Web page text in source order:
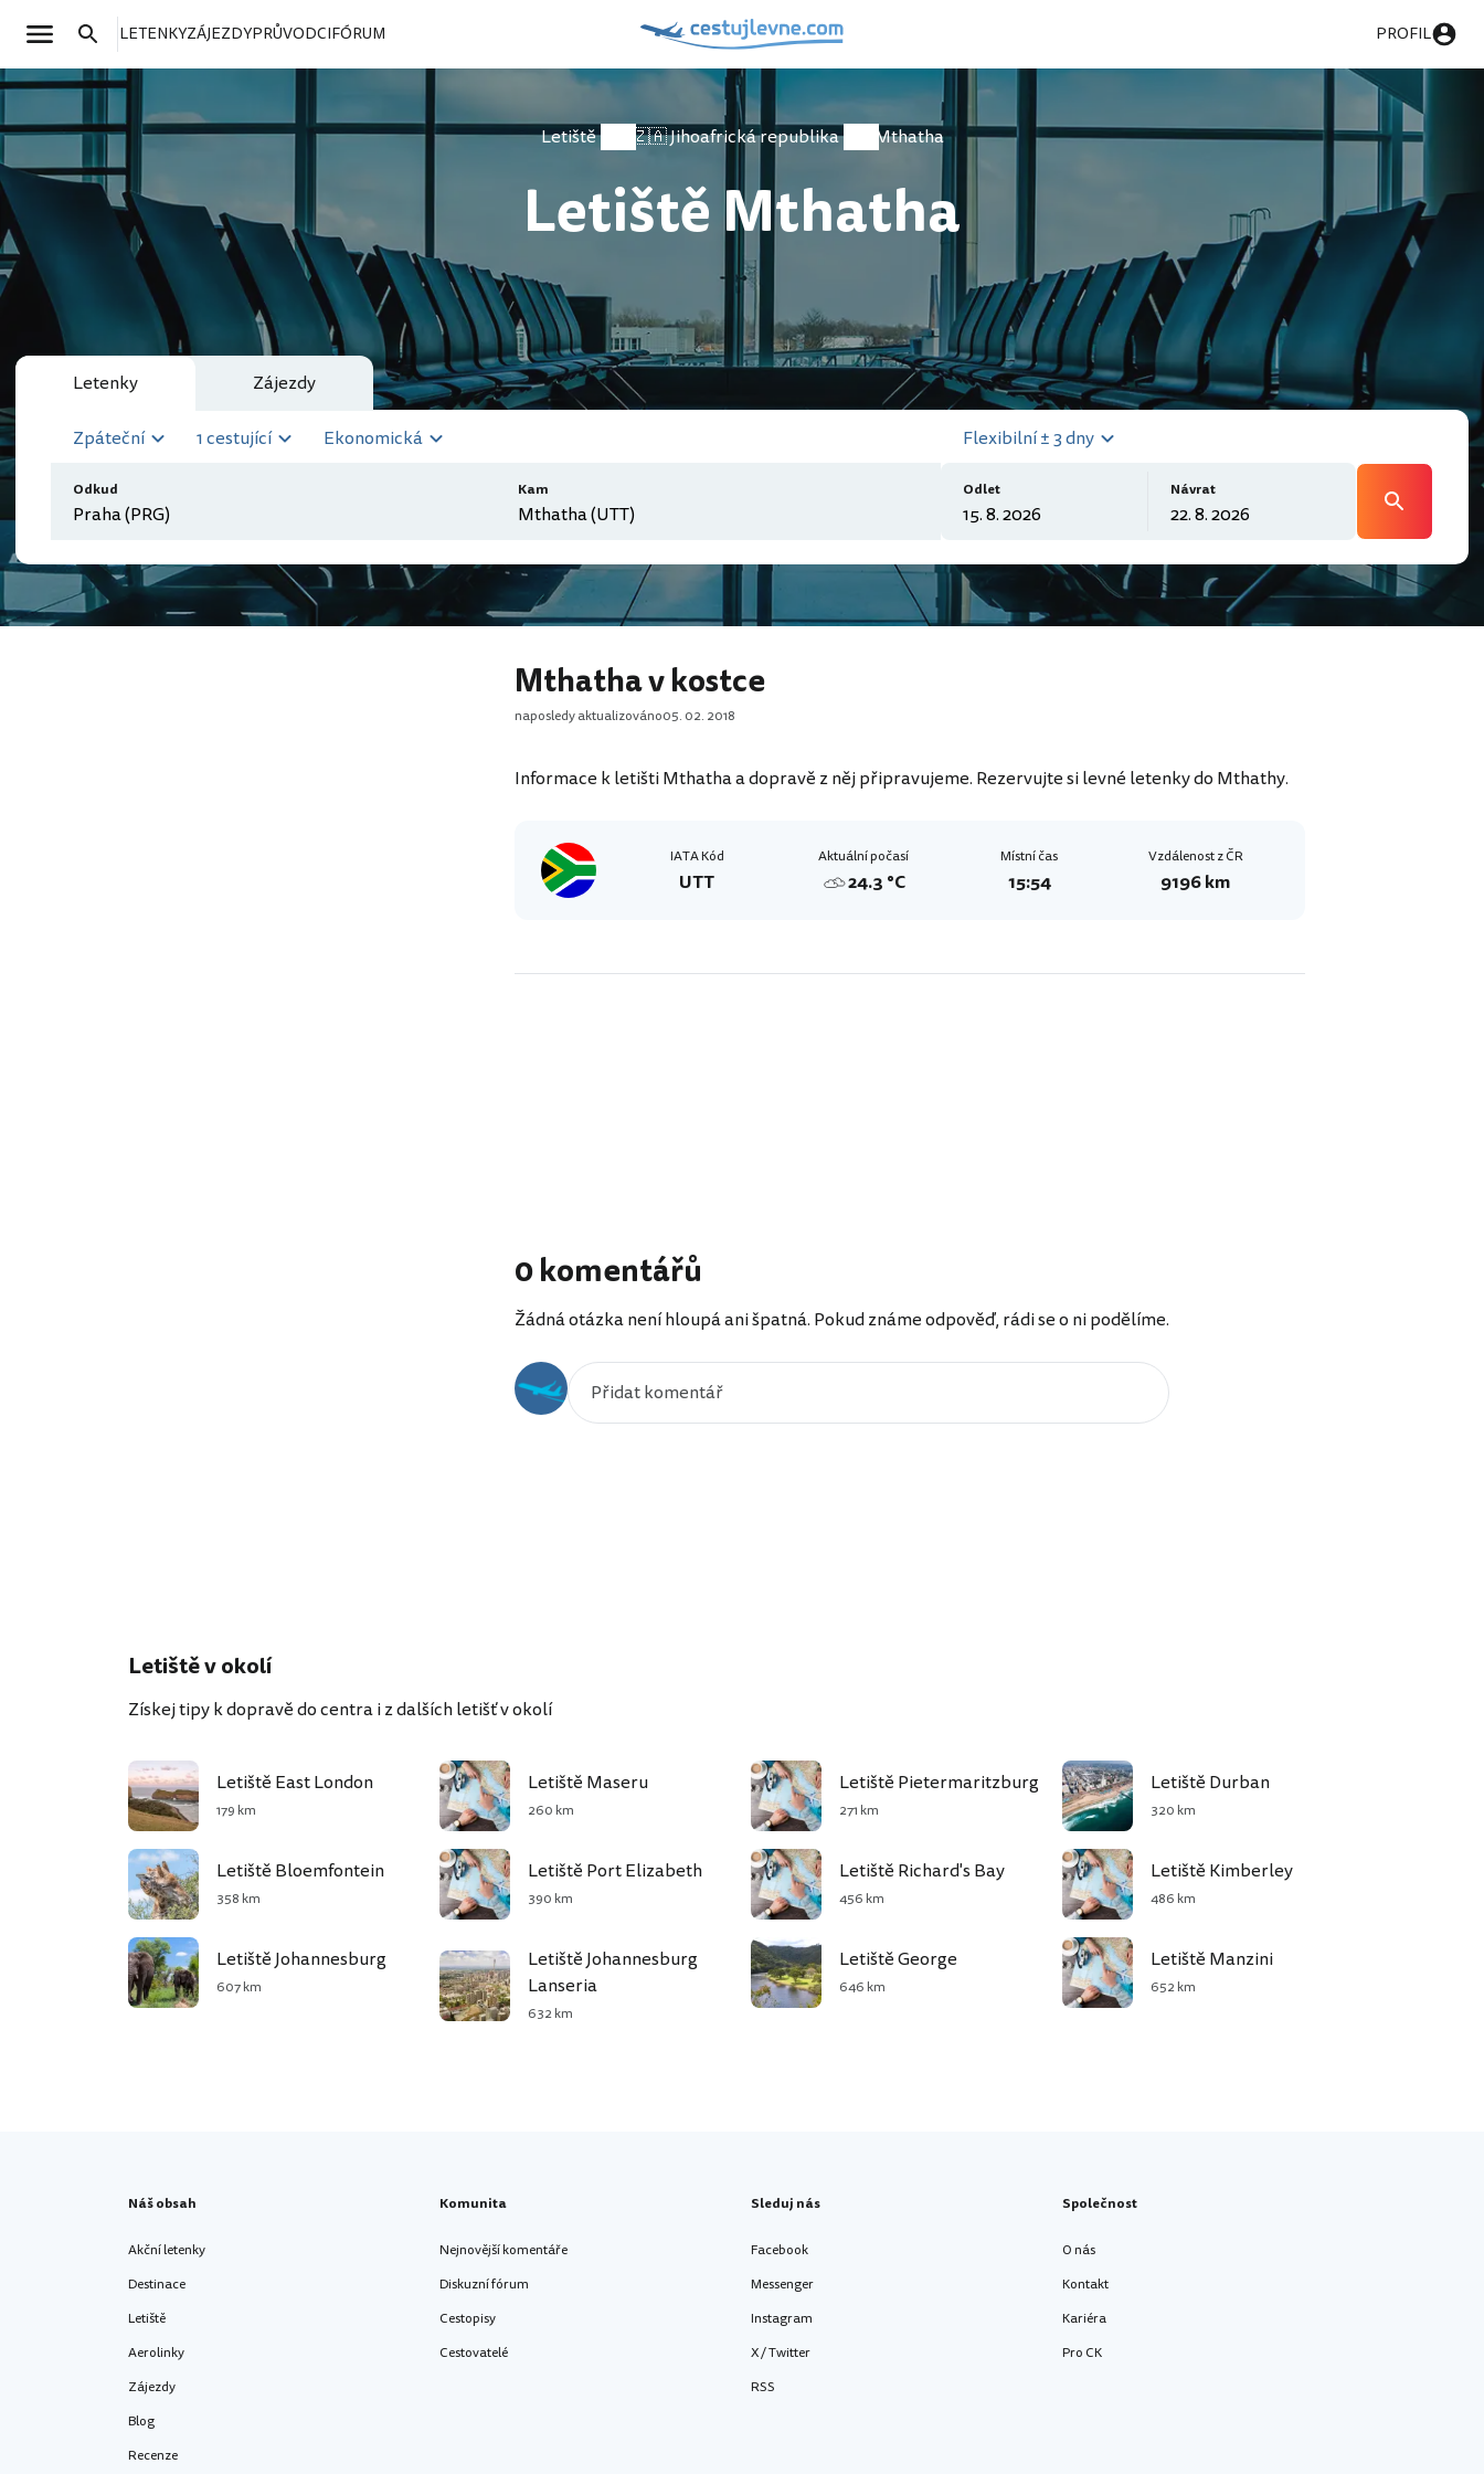
LETENKYZÁJEZDYPRŮVODCIFÓRUM PROFIL
Letiště 🇿🇦 Jihoafrická republika Mthatha
Letiště Mthatha
Letenky Zájezdy
Zpáteční 1 cestující Ekonomická
Odkud Kam
Flexibilní ± 3 dny
Odlet Návrat
Mthatha v kostce
naposledy aktualizováno05. 02. 2018
Informace k letišti Mthatha a dopravě z něj připravujeme. Rezervujte si levné letenky do Mthathy.
IATA Kód
UTT
Aktuální počasí
24.3 °C
Místní čas
15:54
Vzdálenost z ČR
9196 km
0 komentářů
Žádná otázka není hloupá ani špatná. Pokud známe odpověď, rádi se o ni podělíme.
Letiště v okolí
Získej tipy k dopravě do centra i z dalších letišť v okolí
Letiště East London
179 km
Letiště Maseru
260 km
Letiště Pietermaritzburg
271 km
Letiště Durban
320 km
Letiště Bloemfontein
358 km
Letiště Port Elizabeth
390 km
Letiště Richard's Bay
456 km
Letiště Kimberley
486 km
Letiště Johannesburg
607 km
Letiště Johannesburg
Lanseria
632 km
Letiště George
646 km
Letiště Manzini
652 km
Náš obsah
Akční letenky
Destinace
Letiště
Aerolinky
Zájezdy
Blog
Recenze
Komunita
Nejnovější komentáře
Diskuzní fórum
Cestopisy
Cestovatelé
Sleduj nás
Facebook
Messenger
Instagram
X / Twitter
RSS
Společnost
O nás
Kontakt
Kariéra
Pro CK